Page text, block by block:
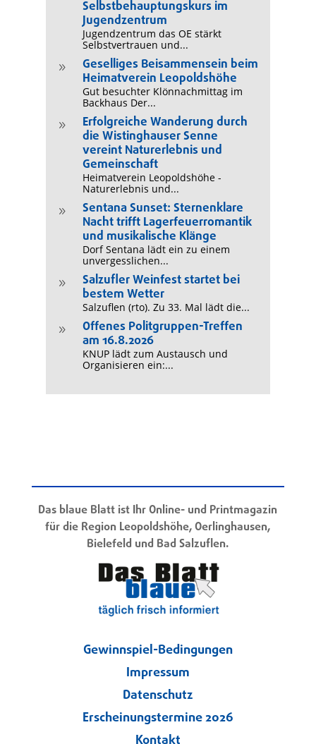
Selbstbehauptungskurs im
Jugendzentrum
Jugendzentrum das OE stärkt
Selbstvertrauen und...
9
Geselliges Beisammensein beim
Heimatverein Leopoldshöhe
Gut besuchter Klönnachmittag im
Backhaus Der...
9
Erfolgreiche Wanderung durch
die Wistinghauser Senne
vereint Naturerlebnis und
Gemeinschaft
Heimatverein Leopoldshöhe -
Naturerlebnis und...
9
Sentana Sunset: Sternenklare
Nacht trifft Lagerfeuerromantik
und musikalische Klänge
Dorf Sentana lädt ein zu einem
unvergesslichen...
9
Salzufler Weinfest startet bei
bestem Wetter
Salzuflen (rto). Zu 33. Mal lädt die...
9
Offenes Politgruppen-Treffen
am 16.8.2026
KNUP lädt zum Austausch und
Organisieren ein:...
Das blaue Blatt ist Ihr Online- und Printmagazin
für die Region Leopoldshöhe, Oerlinghausen,
Bielefeld und Bad Salzuflen.
Gewinnspiel-Bedingungen
Impressum
Datenschutz
Erscheinungstermine 2026